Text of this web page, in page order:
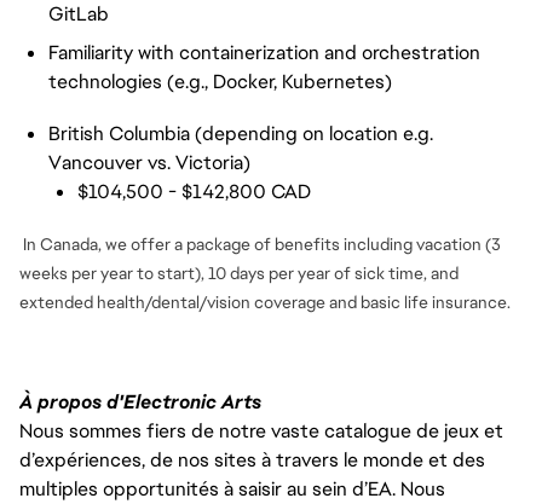
GitLab
Familiarity with containerization and orchestration
technologies (e.g., Docker, Kubernetes)
British Columbia (depending on location e.g.
Vancouver vs. Victoria)
$104,500 - $142,800 CAD
In Canada, we offer a package of benefits including vacation (3
weeks per year to start), 10 days per year of sick time, and
extended health/dental/vision coverage and basic life insurance.
À propos d'Electronic Arts
Nous sommes fiers de notre vaste catalogue de jeux et
d’expériences, de nos sites à travers le monde et des
multiples opportunités à saisir au sein d’EA. Nous